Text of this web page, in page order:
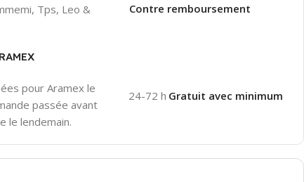
Tps, Leo &
Contre remboursement
pour Aramex le
passée avant
le lendemain.
24-72 h Gratuit avec minimum